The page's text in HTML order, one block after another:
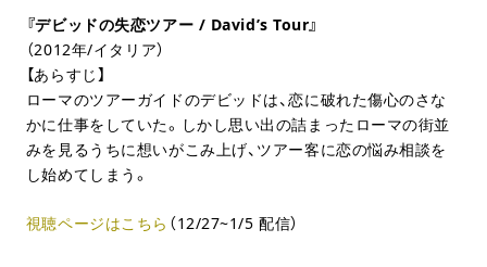
『デビッドの失恋ツアー / David’s Tour』
（2012年/イタリア）
【あらすじ】
ローマのツアーガイドのデビッドは、恋に破れた傷心のさな
かに仕事をしていた。しかし思い出の詰まったローマの街並
みを見るうちに想いがこみ上げ、ツアー客に恋の悩み相談を
し始めてしまう。
視聴ページはこちら （12/27~1/5 配信）